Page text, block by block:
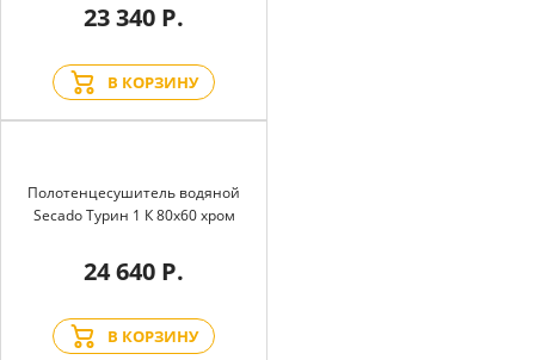
23 340 Р.
В КОРЗИНУ
Полотенцесушитель водяной
Secado Турин 1 К 80x60 хром
24 640 Р.
В КОРЗИНУ